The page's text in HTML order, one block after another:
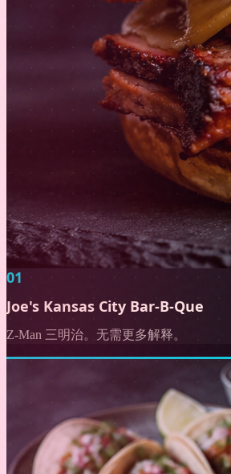
01
Joe's Kansas City Bar-B-Que
Z-Man 三明治。无需更多解释。